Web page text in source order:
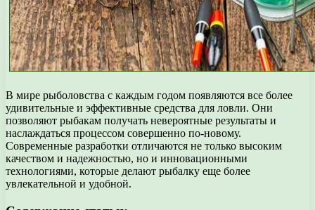
В мире рыболовства с каждым годом появляются все более
удивительные и эффективные средства для ловли. Они
позволяют рыбакам получать невероятные результаты и
наслаждаться процессом совершенно по-новому.
Современные разработки отличаются не только высоким
качеством и надежностью, но и инновационными
технологиями, которые делают рыбалку еще более
увлекательной и удобной.